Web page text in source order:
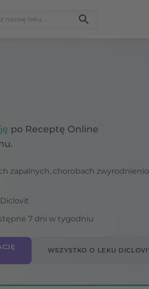
po Receptę Online
zapalnych, chorobach
7 dni w tygodniu
WSZYSTKO O LEKU